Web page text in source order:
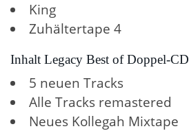
King
Zuhältertape 4
Inhalt Legacy Best of Doppel-CD
5 neuen Tracks
Alle Tracks remastered
Neues Kollegah Mixtape